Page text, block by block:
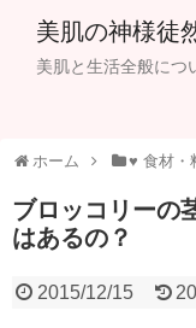
美肌の神様徒
美肌と生活全般につ
ホーム ♥ 食材・
ブロッコリーの
はあるの？
2015/12/15